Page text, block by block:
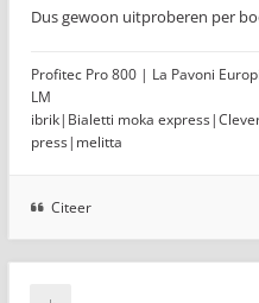
Dus gewoon uitproberen per
Profitec Pro 800 | La Pavoni
LM
ibrik|Bialetti moka
press|melitta
Citeer